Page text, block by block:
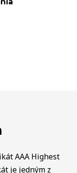
AAA Highest
je jedným z